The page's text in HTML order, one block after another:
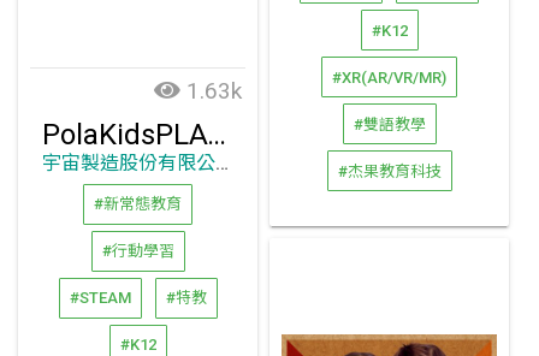
#K12
#XR(AR/VR/MR)
#雙語教學
#杰果教育科技
1.63k
PolaKidsPLAY 波拉星.玩中學
宇宙製造股份有限公司
#新常態教育
#行動學習
#STEAM #特教
#K12